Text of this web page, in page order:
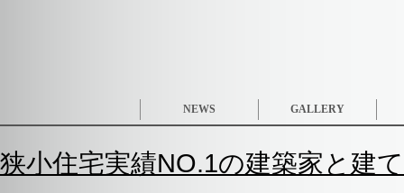
NEWS GALLERY
狭小住宅実績NO.1の建築家と建